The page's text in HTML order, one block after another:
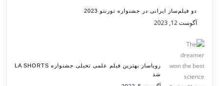
دو فیلم‌ساز ایرانی در جشنواره تورنتو 2023
آگوست 12, 2023
رویاساز بهترین فیلم علمی تخیلی جشنواره LA SHORTS
شد